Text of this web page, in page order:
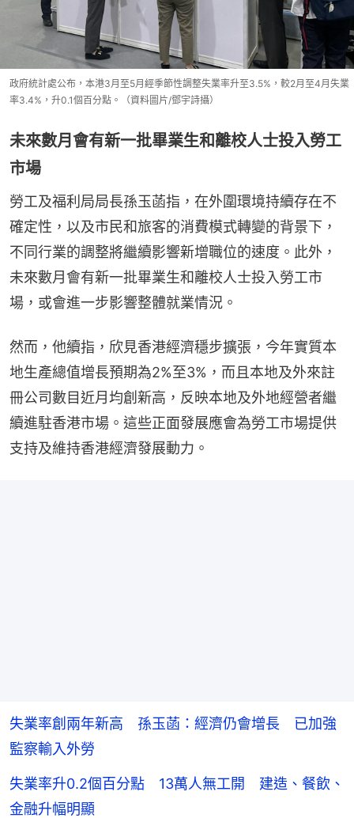
政府統計處公布，本港3月至5月經季節性調整失業率升至3.5%，較2月至4月失業
率3.4%，升0.1個百分點。（資料圖片/鄧宇詩攝）
未來數月會有新一批畢業生和離校人士投入勞工
市場
勞工及福利局局長孫玉菡指，在外圍環境持續存在不
確定性，以及市民和旅客的消費模式轉變的背景下，
不同行業的調整將繼續影響新增職位的速度。此外，
未來數月會有新一批畢業生和離校人士投入勞工市
場，或會進一步影響整體就業情況。
然而，他續指，欣見香港經濟穩步擴張，今年實質本
地生產總值增長預期為2%至3%，而且本地及外來註
冊公司數目近月均創新高，反映本地及外地經營者繼
續進駐香港市場。這些正面發展應會為勞工市場提供
支持及維持香港經濟發展動力。
失業率創兩年新高 孫玉菡：經濟仍會增長 已加強
監察輸入外勞
失業率升0.2個百分點 13萬人無工開 建造、餐飲、
金融升幅明顯